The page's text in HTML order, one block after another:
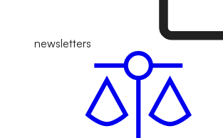
newsletters